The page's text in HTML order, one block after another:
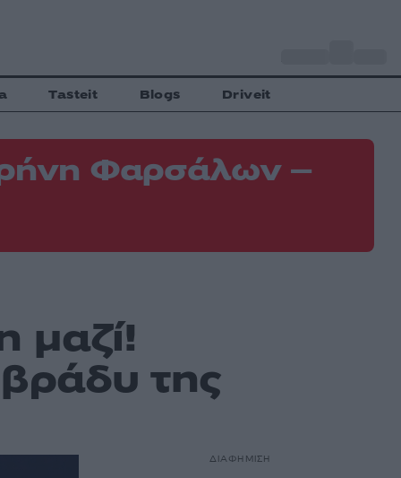
Tasteit Blogs Driveit
Φαρσάλων –
μαζί!
της
ΔΙΑΦΗΜΙΣΗ